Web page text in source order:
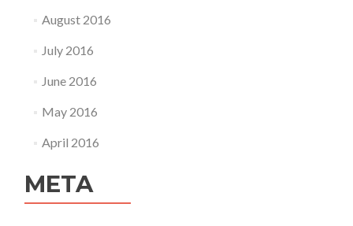
August 2016
July 2016
June 2016
May 2016
April 2016
META